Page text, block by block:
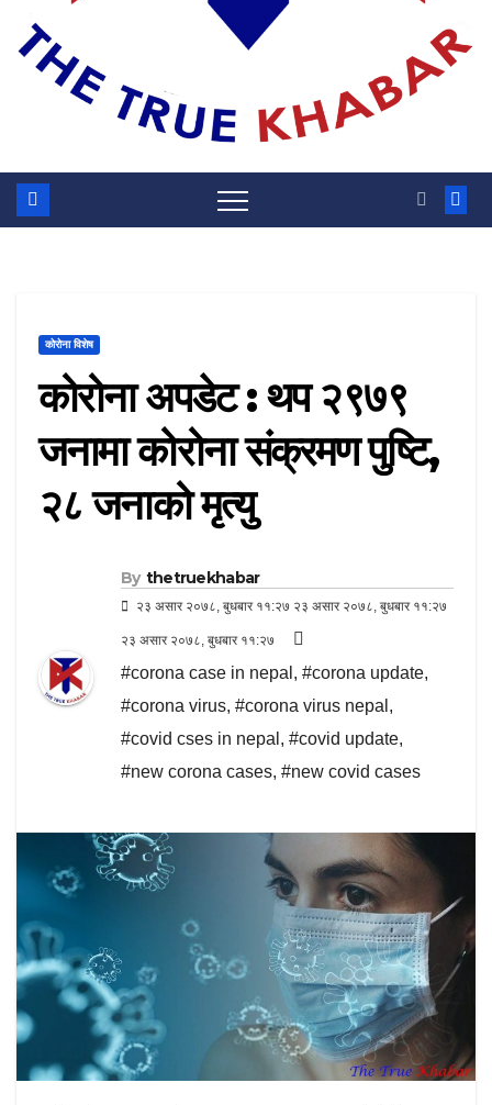
कोरोना विशेष
कोरोना अपडेट : थप २९७९
जनामा कोरोना संक्रमण पुष्टि,
२८ जनाको मृत्यु
By thetruekhabar
२३ असार २०७८, बुधबार ११:२७ २३ असार २०७८, बुधबार ११:२७
२३ असार २०७८, बुधबार ११:२७
#corona case in nepal , #corona update,
#corona virus, #corona virus nepal ,
#covid cses in nepal , #covid update,
#new corona cases, #new covid cases